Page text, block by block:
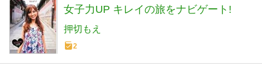
女子力UP キレイの旅をナビゲート!
押切もえ
2